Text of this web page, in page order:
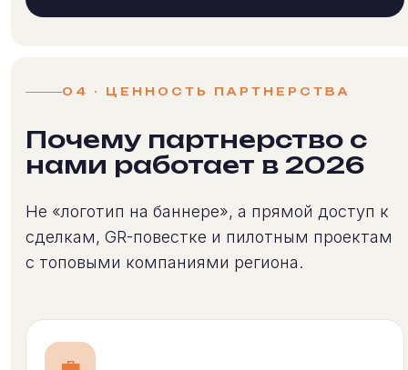
04 · ЦЕННОСТЬ ПАРТНЕРСТВА
Почему партнерство с
нами работает в 2026
Не «логотип на баннере», а прямой доступ к
сделкам, GR-повестке и пилотным проектам
с топовыми компаниями региона.